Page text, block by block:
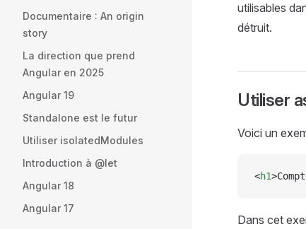
Documentaire : An origin
story
La direction que prend
Angular en 2025
Angular 19
Standalone est le futur
Utiliser isolatedModules
Introduction à @let
Angular 18
Angular 17
utilisables
détruit.
Utiliser
Voici un
<h1
Dans cet